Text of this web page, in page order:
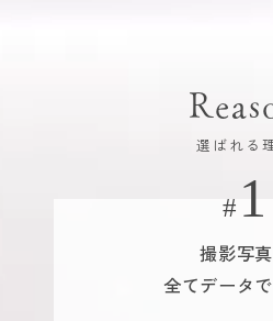
選ばれる
撮影写
全てデータ